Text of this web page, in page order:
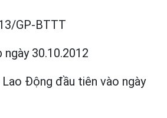
GP-BTTT
ngày 30.10.2012
Động đầu tiên vào ngày